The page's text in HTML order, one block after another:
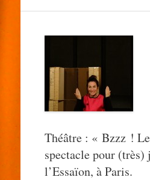
Théâtre : « Bzzz !
spectacle pour (très)
l’Essaïon, à Paris.